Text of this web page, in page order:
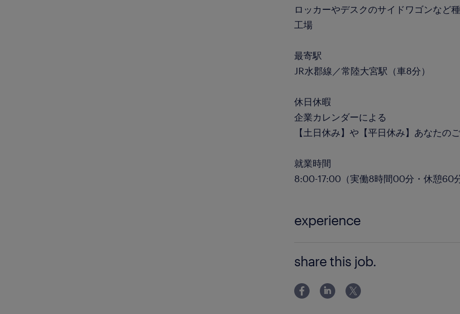
ロッカーやデスクのサイドワゴンなど
工場
最寄駅
JR水郡線／常陸大宮駅（車8分）
休日休暇
企業カレンダーによる
【土日休み】や【平日休み】あなたの
就業時間
8:00-17:00（実働8時間00分・休憩60
experience
share this job.